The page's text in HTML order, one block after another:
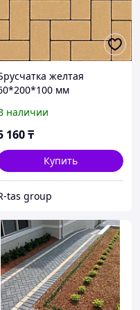
желтая
мм
наличии
160₸
Купить
tas group